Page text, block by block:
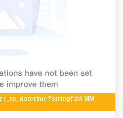
MM